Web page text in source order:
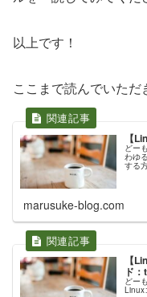
以上です！
ここまで読んでいただ
【
どー
わゆ
する
marusuke-blog.com
【
ド
どー
Linux